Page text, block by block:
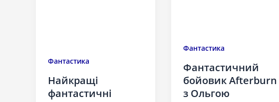
Фантастика
Найкращі
фантастичні
Фантастика
Фантастичний
бойовик Afterburn
з Ольгою